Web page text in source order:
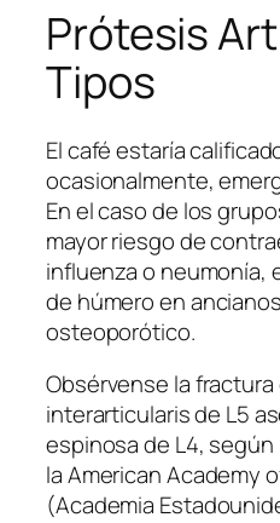
Prótesis
Tipos
El café estaría
ocasionalmente,
En el caso de los
mayor riesgo de
influenza o neumonía,
de húmero en
osteoporótico.
Obsérvense la fractura
interarticularis de L5
espinosa de L4,
la American Academy
(Academia